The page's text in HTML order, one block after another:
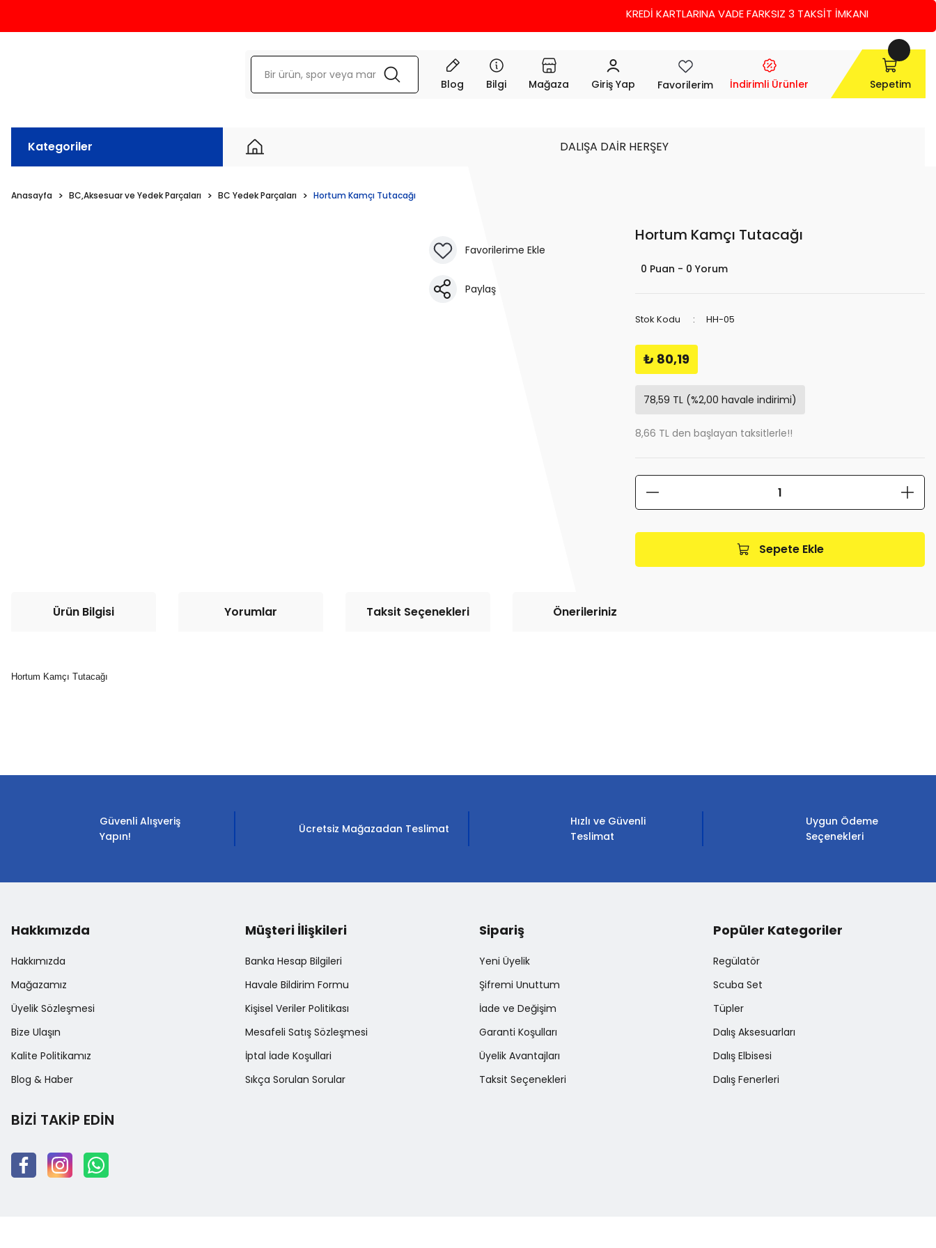
KREDİ KARTLARINA VADE FARKSIZ 3 TAKSİT İMKANI
Blog Bilgi Mağaza Giriş Yap Favorilerim İndirimli Ürünler Sepetim
Kategoriler DALIŞA DAİR HERŞEY
Anasayfa BC,Aksesuar ve Yedek Parçaları BC Yedek Parçaları Hortum Kamçı Tutacağı
Paylaş
Hortum Kamçı Tutacağı
0 Puan - 0 Yorum
Stok Kodu HH-05
₺ 80,19
78,59 TL (%2,00 havale indirimi)
8,66 TL den başlayan taksitlerle!!
Sepete Ekle
Ürün Bilgisi Yorumlar Taksit Seçenekleri Önerileriniz
Hortum Kamçı Tutacağı
Ürün bilgilerinde hatalar bulunuyor.
Ürün fiyatı diğer sitelerden daha pahalı.
Gönder
Güvenli Alışveriş
Yapın!
Ücretsiz Mağazadan Teslimat
Hızlı ve Güvenli
Teslimat
Uygun Ödeme
Seçenekleri
Hakkımızda
Hakkımızda
Mağazamız
Üyelik Sözleşmesi
Bize Ulaşın
Kalite Politikamız
Blog & Haber
Müşteri İlişkileri
Banka Hesap Bilgileri
Havale Bildirim Formu
Kişisel Veriler Politikası
Mesafeli Satış Sözleşmesi
İptal İade Koşullari
Sıkça Sorulan Sorular
Sipariş
Yeni Üyelik
Şifremi Unuttum
İade ve Değişim
Garanti Koşulları
Üyelik Avantajları
Taksit Seçenekleri
Popüler Kategoriler
Regülatör
Scuba Set
Tüpler
Dalış Aksesuarları
Dalış Elbisesi
Dalış Fenerleri
BİZİ TAKİP EDİN